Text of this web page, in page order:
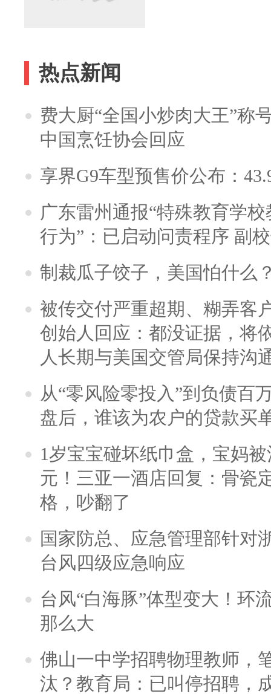
热点新闻
费大厨“全国小炒肉大王”称
中国烹饪协会回应
享界G9车型预售价公布：
广东雷州通报“特殊教育学
行为”：已启动问责程序 副
制裁瓜子饺子，美国怕什么
被传交付严重超期、糊弄客
创始人回应：都没证据，将
人长期与美国交管局保持沟
从“零风险零投入”到负债百
盘后，谁该为农户的贷款买
1岁宝宝碰坏纸巾盒，宝妈
元！三亚一酒店回复：骨瓷
格，吵翻了
国家防总、应急管理部针对
台风四级应急响应
台风“白海豚”体型变大！环
那么大
佛山一中学招聘物理教师，
汰？教育局：已叫停招聘，